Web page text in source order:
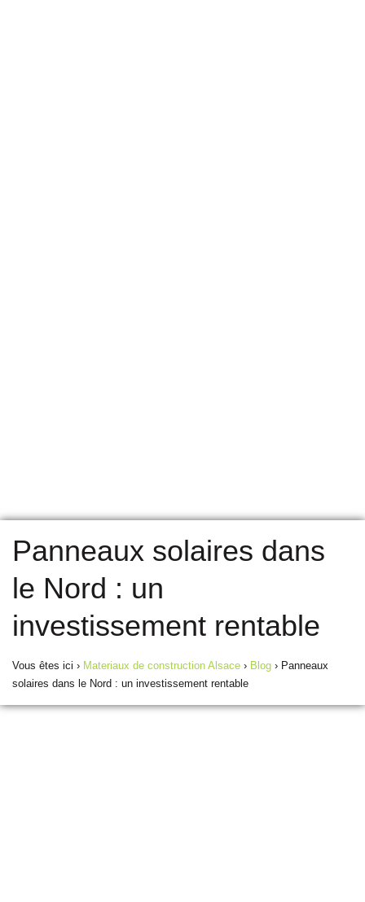
Panneaux solaires dans
le Nord : un
investissement rentable
Vous êtes ici › Materiaux de construction Alsace › Blog › Panneaux
solaires dans le Nord : un investissement rentable